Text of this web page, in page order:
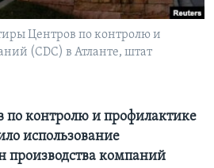
Центров по контролю и
(CDC) в Атланте, штат
по контролю и профилактике
использование
производства компаний